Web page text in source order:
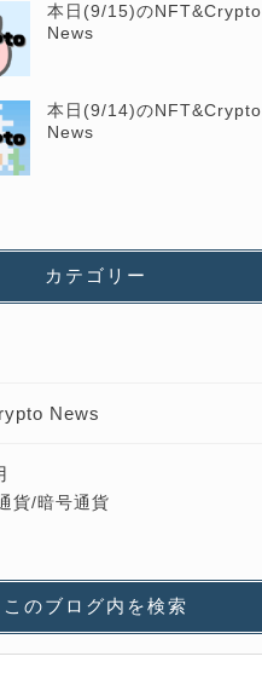
本日(9/15)のNFT&Crypto
News
本日(9/14)のNFT&Crypto
News
カテゴリー
News
貨/暗号通貨
このブログ内を検索